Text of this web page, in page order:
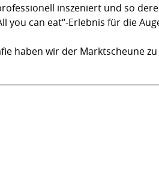
inszeniert und so
can eat“-Erlebnis für die
haben wir der Marktscheune